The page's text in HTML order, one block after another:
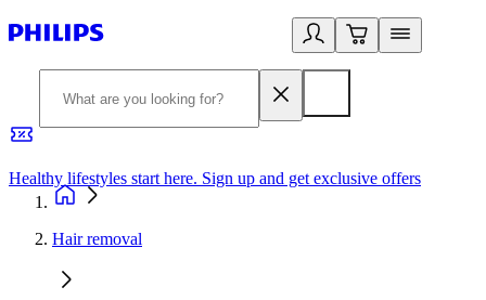
Healthy lifestyles start here. Sign up and get exclusive offers
Hair removal